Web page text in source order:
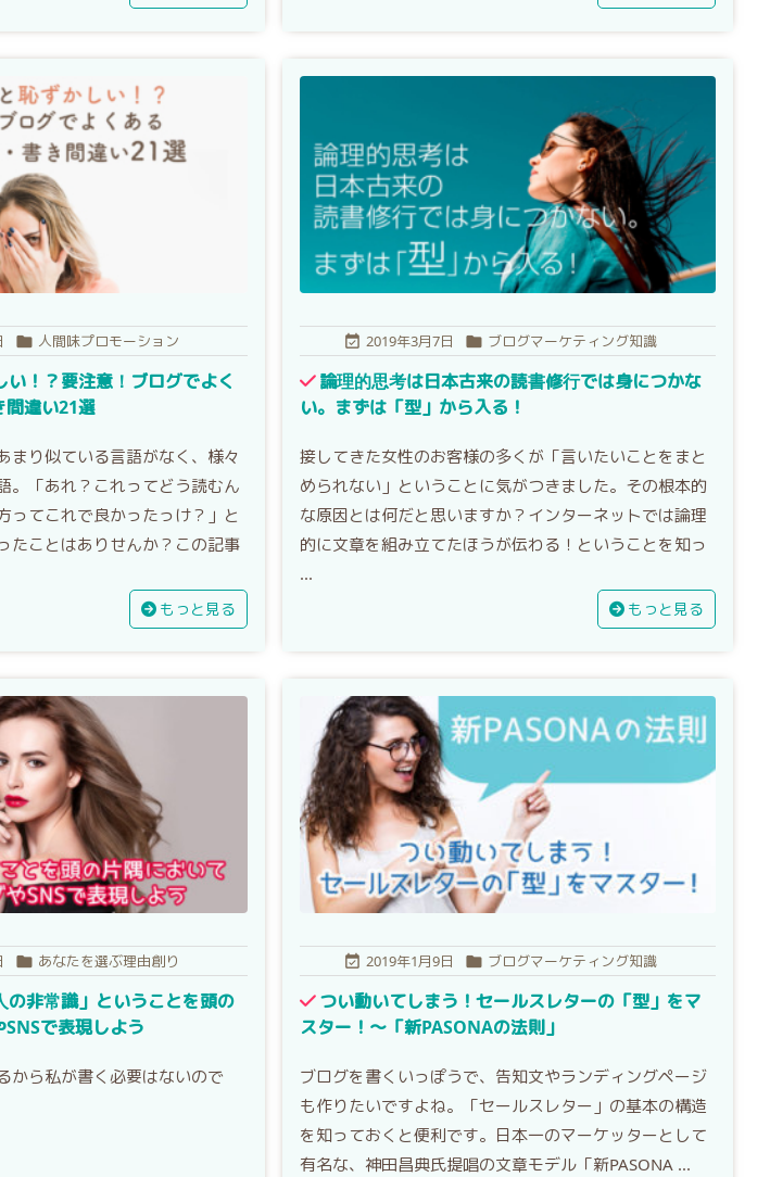
 人間味プロモーション
い！？要注意！ブログでよく
間違い21選
まり似ている言語がなく、様々
。「あれ？これってどう読むん
ってこれで良かったっけ？」と
たことはありせんか？この記事
もっと見る
 2019年3月7日  ブログマーケティング知識
論理的思考は日本古来の読書修行では身につかな
い。まずは「型」から入る！
接してきた女性のお客様の多くが「言いたいことをまと
められない」ということに気がつきました。その根本的
な原因とは何だと思いますか？インターネットでは論理
的に文章を組み立てたほうが伝わる！ということを知っ
...
もっと見る
 あなたを選ぶ理由創り
の非常識」ということを頭の
で表現しよう
から私が書く必要はないので
 2019年1月9日  ブログマーケティング知識
つい動いてしまう！セールスレターの「型」をマ
スター！〜「新PASONAの法則」
ブログを書くいっぽうで、告知文やランディングページ
も作りたいですよね。「セールスレター」の基本の構造
を知っておくと便利です。日本一のマーケッターとして
有名な、神田昌典氏提唱の文章モデル「新PASONA ...